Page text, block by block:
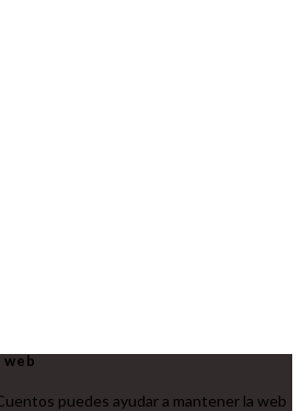
web
puedes ayudar a mantener la web